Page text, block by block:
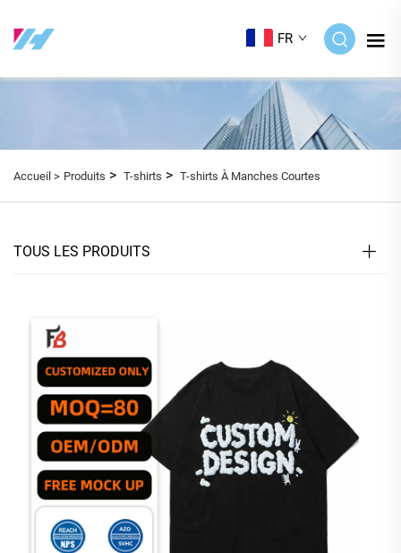
FR
Accueil > Produits > T-shirts > T-shirts À Manches Courtes
TOUS LES PRODUITS